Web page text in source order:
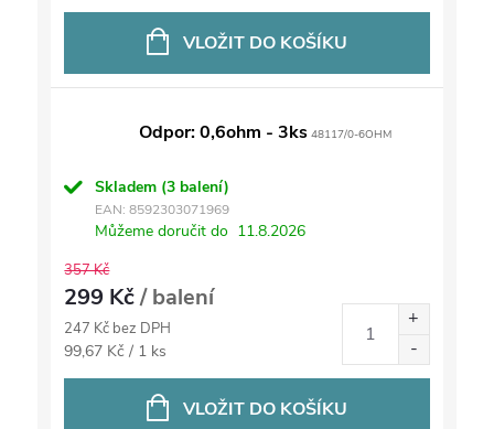
cena:
VLOŽIT DO KOŠÍKU
Odpor: 0,6ohm - 3ks 48117/0-6OHM
Skladem (3 balení)
EAN: 8592303071969
Můžeme doručit do 11.8.2026
357 Kč
299 Kč/ balení
247 Kč bez DPH
Měrná
cena:
99,67 Kč / 1 ks
VLOŽIT DO KOŠÍKU